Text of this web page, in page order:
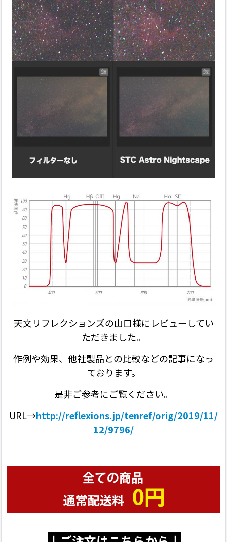
天文リフレクションズの山口様にレビューしてい
ただきました。
作例や効果、他社製品との比較などの記事になっ
ております。
是非ご参考にご覧ください。
URL→http://reflexions.jp/tenref/orig/2019/11/
12/9796/